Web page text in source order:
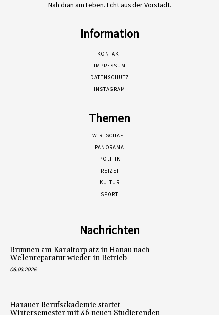
Nah dran am Leben. Echt aus der Vorstadt.
Information
KONTAKT
IMPRESSUM
DATENSCHUTZ
INSTAGRAM
Themen
WIRTSCHAFT
PANORAMA
POLITIK
FREIZEIT
KULTUR
SPORT
Nachrichten
Brunnen am Kanaltorplatz in Hanau nach
Wellenreparatur wieder in Betrieb
06.08.2026
Hanauer Berufsakademie startet
Wintersemester mit 46 neuen Studierenden